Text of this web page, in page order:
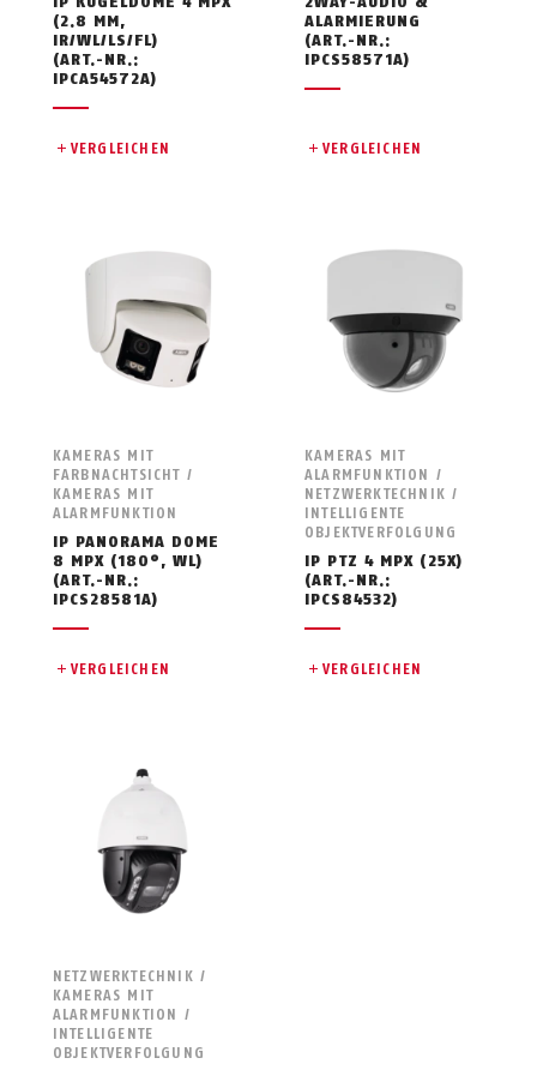
(2.8 MM,
IR/WL/LS/FL)
(ART.-NR.:
IPCA54572A)
VERGLEICHEN
ALARMIERUNG
(ART.-NR.:
IPCS58571A)
VERGLEICHEN
KAMERAS MIT
FARBNACHTSICHT /
KAMERAS MIT
ALARMFUNKTION
IP PANORAMA DOME
8 MPX (180°, WL)
(ART.-NR.:
IPCS28581A)
VERGLEICHEN
KAMERAS MIT
ALARMFUNKTION /
NETZWERKTECHNIK /
INTELLIGENTE
OBJEKTVERFOLGUNG
IP PTZ 4 MPX (25X)
(ART.-NR.:
IPCS84532)
VERGLEICHEN
NETZWERKTECHNIK /
KAMERAS MIT
ALARMFUNKTION /
INTELLIGENTE
OBJEKTVERFOLGUNG